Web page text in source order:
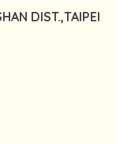
DIST.,TAIPEI